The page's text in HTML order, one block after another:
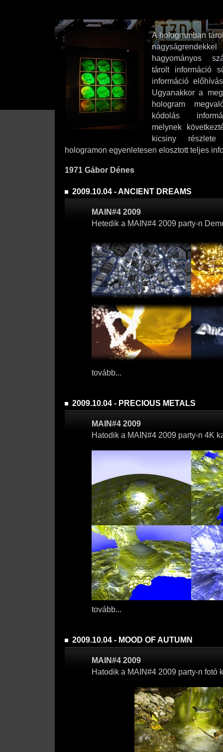
A hologramban
hagyományos
tárolt információ
információ
Ugyanakkor a
hologram
kódolás
melynek
kicsiny
hologramon egyenletesen elosztott teljes
1971 Gábor Dénes
2009.10.04 - ANCIENT DREAMS
MAIN#4 2009
Hetedik a MAIN#4 2009 party-n
tovább...
2009.10.04 - PRECIOUS METALS
MAIN#4 2009
Hatodik a MAIN#4 2009 party-n 4K
tovább...
2009.10.04 - MOOD OF AUTUMN
MAIN#4 2009
Hatodik a MAIN#4 2009 party-n fotó